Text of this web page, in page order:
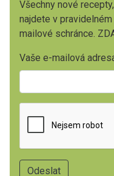
Všechny nové
najdete v
mailové schránce.
Vaše e-mailová